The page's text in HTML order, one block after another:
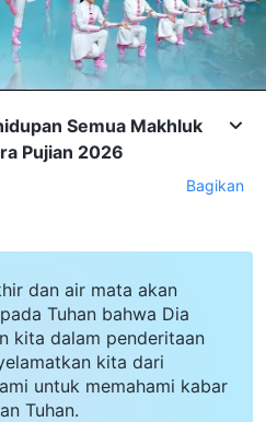
Semua Makhluk
Pujian 2026
Bagikan
dan air mata akan
Tuhan bahwa Dia
kita dalam penderitaan
kita dari
untuk memahami kabar
Tuhan.